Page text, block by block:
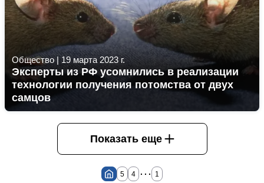
Общество | 19 марта 2023 г.
Эксперты из РФ усомнились в реализации
технологии получения потомства от двух
самцов
Показать еще
5 4 ... 1